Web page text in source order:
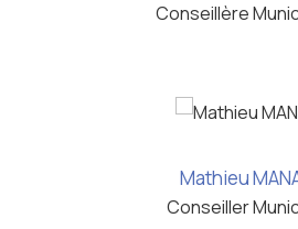
Conseillère
Mathieu
Conseiller